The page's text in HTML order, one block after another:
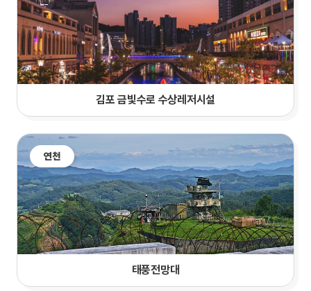
김포 금빛수로 수상레저시설
연천
태풍전망대